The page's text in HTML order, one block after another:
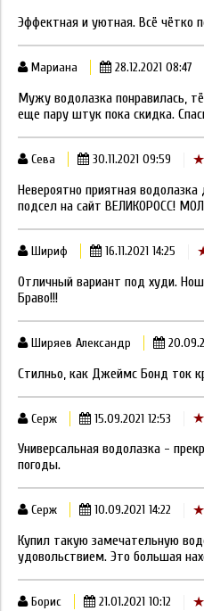
Эффектная и уютная. Всё чётко
Мариана 28.12.2021 08:47
Мужу водолазка понравилась,
еще пару штук пока скидка.
Сева 30.11.2021 09:59
Невероятно приятная
подсел на сайт ВЕЛИКОРОСС!
Шириф 16.11.2021 14:25
Отличный вариант под худи.
Браво!!!
Ширяев Александр
Стилньо, как Джеймс Бонд ток
Серж 15.09.2021 12:53
Универсальная водолазка -
погоды.
Серж 10.09.2021 14:22
Купил такую замечательную
удовольствием. Это большая
Борис 21.01.2021 10:12